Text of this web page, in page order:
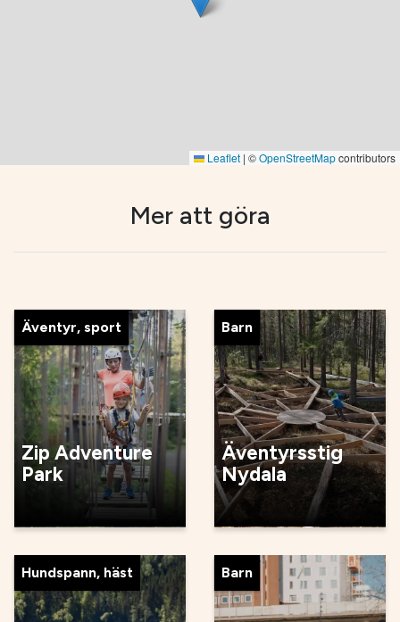
Leaflet | ©OpenStreetMapcontributors
Mer att göra
Äventyr, sport
Zip Adventure
Park
Barn
Äventyrsstig
Nydala
Hundspann, häst Barn